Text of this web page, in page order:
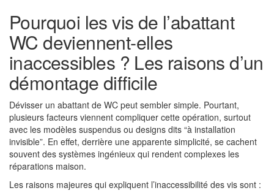
Pourquoi les vis de l’abattant
WC deviennent-elles
inaccessibles ? Les raisons d’un
démontage difficile
Dévisser un abattant de WC peut sembler simple. Pourtant,
plusieurs facteurs viennent compliquer cette opération, surtout
avec les modèles suspendus ou designs dits “à installation
invisible”. En effet, derrière une apparente simplicité, se cachent
souvent des systèmes ingénieux qui rendent complexes les
réparations maison.
Les raisons majeures qui expliquent l’inaccessibilité des vis sont :